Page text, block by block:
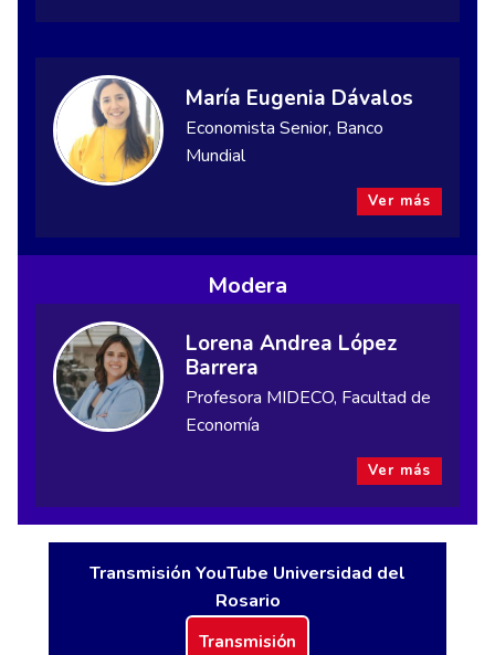
Transmisión YouTube Universidad del
Rosario
Transmisión
María Eugenia Dávalos
Economista Senior, Banco
Mundial
Ver más
Modera
Lorena Andrea López
Barrera
Profesora MIDECO, Facultad de
Economía
Ver más